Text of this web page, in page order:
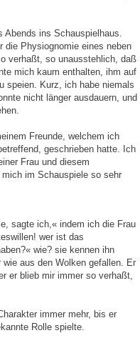
ins Schauspielhaus.
die Physiognomie eines neben
verhaßt, so unausstehlich, daß
mich kaum enthalten, ihm auf
speien. Kurz, ich habe niemals
nicht länger ausdauern, und
Freunde, welchem ich
geschrieben hatte. Ich
Frau und diesem
im Schauspiele so sehr
sagte ich,« indem ich die Frau
wer ist das
wie? sie kennen ihn
aus den Wolken gefallen. Er
er blieb mir immer so verhaßt,
immer mehr, bis er
Rolle spielte.